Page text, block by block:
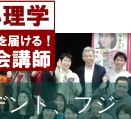
ント、フジ